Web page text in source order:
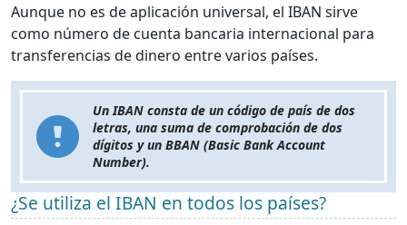
Aunque no es de aplicación universal, el IBAN sirve
como número de cuenta bancaria internacional para
transferencias de dinero entre varios países.
Un IBAN consta de un código de país de dos
letras, una suma de comprobación de dos
dígitos y un BBAN (Basic Bank Account
Number).
¿Se utiliza el IBAN en todos los países?